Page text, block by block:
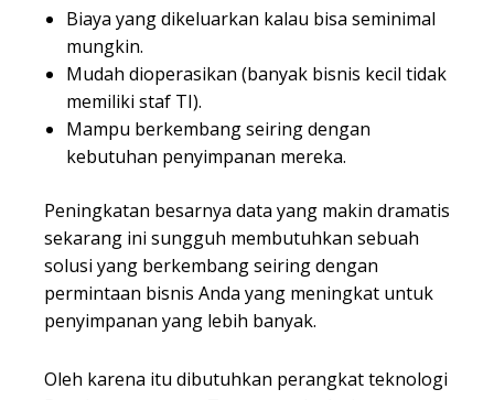
Biaya yang dikeluarkan kalau bisa seminimal
mungkin.
Mudah dioperasikan (banyak bisnis kecil tidak
memiliki staf TI).
Mampu berkembang seiring dengan
kebutuhan penyimpanan mereka.
Peningkatan besarnya data yang makin dramatis
sekarang ini sungguh membutuhkan sebuah
solusi yang berkembang seiring dengan
permintaan bisnis Anda yang meningkat untuk
penyimpanan yang lebih banyak.
Oleh karena itu dibutuhkan perangkat teknologi